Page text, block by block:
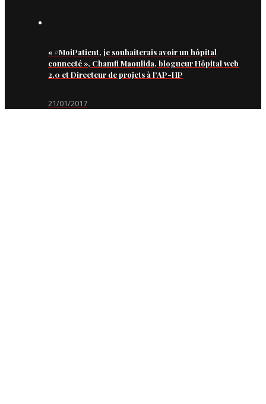
« #MoiPatient, je souhaiterais avoir un hôpital
connecté », Chamfi Maoulida, blogueur Hôpital web
2.0 et Directeur de projets à l’AP-HP
21/01/2017